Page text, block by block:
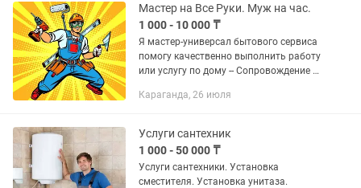
Мастер на Все Руки. Муж на час.
1 000 - 10 000 ₸
Я мастер-универсал бытового сервиса
помогу качественно выполнить работу
или услугу по дому -- Сопровождение и
(помощь в выборе материала и
Караганда, 26 июля
Услуги сантехник
1 000 - 50 000 ₸
Услуги сантехники. Установка
сместителя. Установка унитаза.